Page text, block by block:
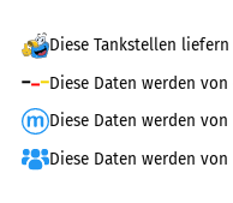
Diese Tankstellen
Diese Daten werden
Diese Daten werden
Diese Daten werden